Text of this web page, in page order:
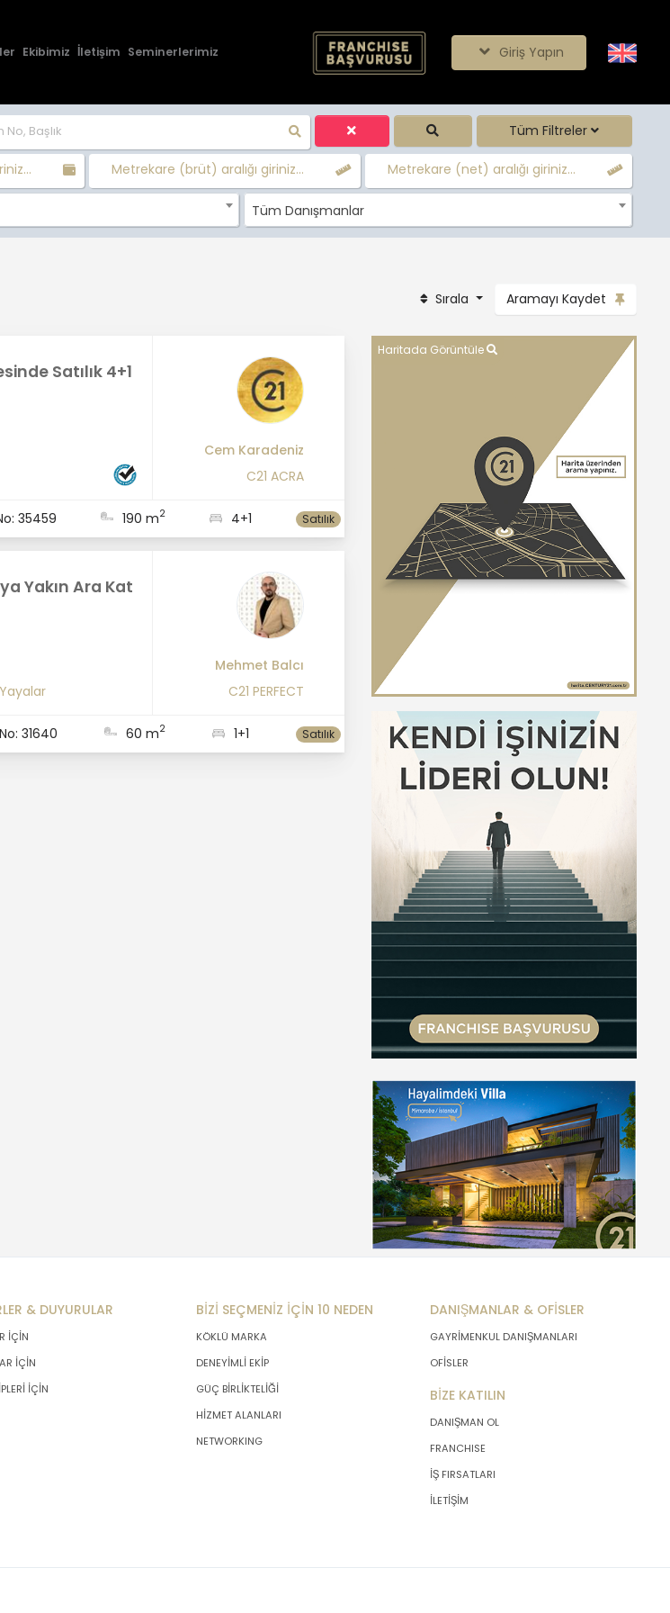
Ekibimiz İletişim Seminerlerimiz Giriş Yapın
Tüm Filtreler
Metrekare (brüt) aralığı giriniz... Metrekare (net) aralığı giriniz...
Tüm Danışmanlar
Sırala Aramayı Kaydet
Satılık 4+1
Cem Karadeniz
C21 ACRA
35459 190 m2 4+1 Satılık
Yakın Ara Kat
Yayalar
Mehmet Balcı
C21 PERFECT
31640 60 m2 1+1 Satılık
Haritada Görüntüle
& DUYURULAR
İÇİN
İÇİN
İÇİN
BİZİ SEÇMENİZ İÇİN 10 NEDEN
KÖKLÜ MARKA
DENEYİMLİ EKİP
GÜÇ BİRLİKTELİĞİ
HİZMET ALANLARI
NETWORKING
DANIŞMANLAR & OFİSLER
GAYRİMENKUL DANIŞMANLARI
OFİSLER
BİZE KATILIN
DANIŞMAN OL
FRANCHISE
İŞ FIRSATLARI
İLETİŞİM